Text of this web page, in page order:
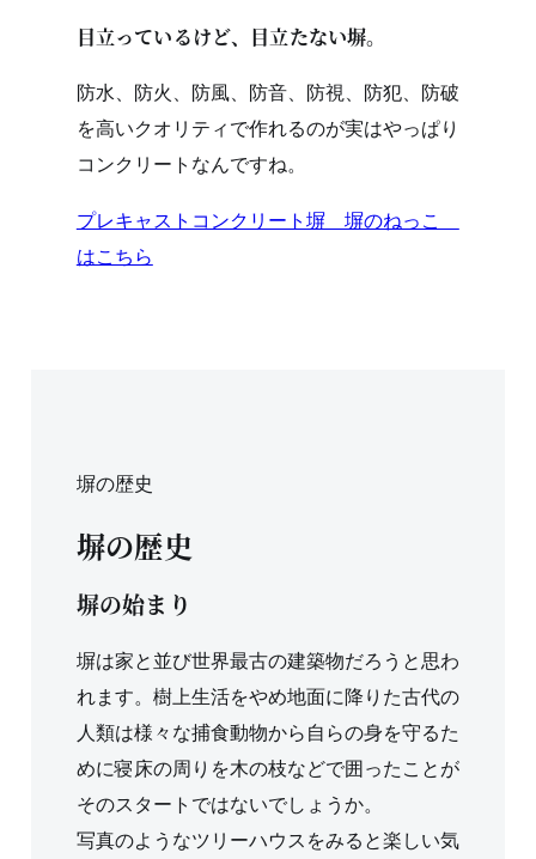
目立っているけど、目立たない塀。
防水、防火、防風、防音、防視、防犯、防破
を高いクオリティで作れるのが実はやっぱり
コンクリートなんですね。
プレキャストコンクリート塀 塀のねっこ
はこちら
塀の歴史
塀の歴史
塀の始まり
塀は家と並び世界最古の建築物だろうと思わ
れます。樹上生活をやめ地面に降りた古代の
人類は様々な捕食動物から自らの身を守るた
めに寝床の周りを木の枝などで囲ったことが
そのスタートではないでしょうか。
写真のようなツリーハウスをみると楽しい気